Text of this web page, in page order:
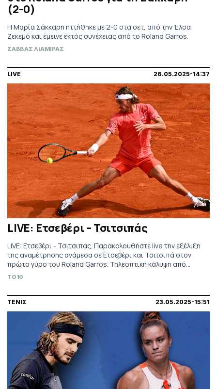
(2-0)
Η Μαρία Σάκκαρη ηττήθηκε με 2-0 στα σετ, από την Έλσα
Ζεκεμό και έμεινε εκτός συνέχειας από το Roland Garros.
ΣΑΒΒΑΣ ΛΙΑΜΙΡΑΣ
LIVE 26.05.2025-14:37
LIVE: Ετσεβέρι – Τσιτσιπάς
LIVE: Ετσεβέρι - Τσιτσιπάς. Παρακολουθήστε live την εξέλιξη
της αναμέτρησης ανάμεσα σε Ετσεβέρι και Τσιτσιπά στον
πρώτο γύρο του Roland Garros. Τηλεοπτική κάλυψη από
Eurosport.
TO10
ΤΕΝΙΣ 23.05.2025-15:51